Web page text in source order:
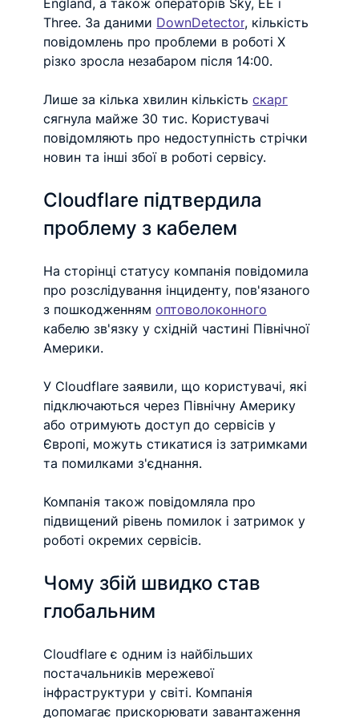
England, а також операторів Sky, EE і
Three. За даними DownDetector, кількість
повідомлень про проблеми в роботі X
різко зросла незабаром після 14:00.
Лише за кілька хвилин кількість скарг
сягнула майже 30 тис. Користувачі
повідомляють про недоступність стрічки
новин та інші збої в роботі сервісу.
Cloudflare підтвердила
проблему з кабелем
На сторінці статусу компанія повідомила
про розслідування інциденту, пов'язаного
з пошкодженням оптоволоконного
кабелю зв'язку у східній частині Північної
Америки.
У Cloudflare заявили, що користувачі, які
підключаються через Північну Америку
або отримують доступ до сервісів у
Європі, можуть стикатися із затримками
та помилками з'єднання.
Компанія також повідомляла про
підвищений рівень помилок і затримок у
роботі окремих сервісів.
Чому збій швидко став
глобальним
Cloudflare є одним із найбільших
постачальників мережевої
інфраструктури у світі. Компанія
допомагає прискорювати завантаження